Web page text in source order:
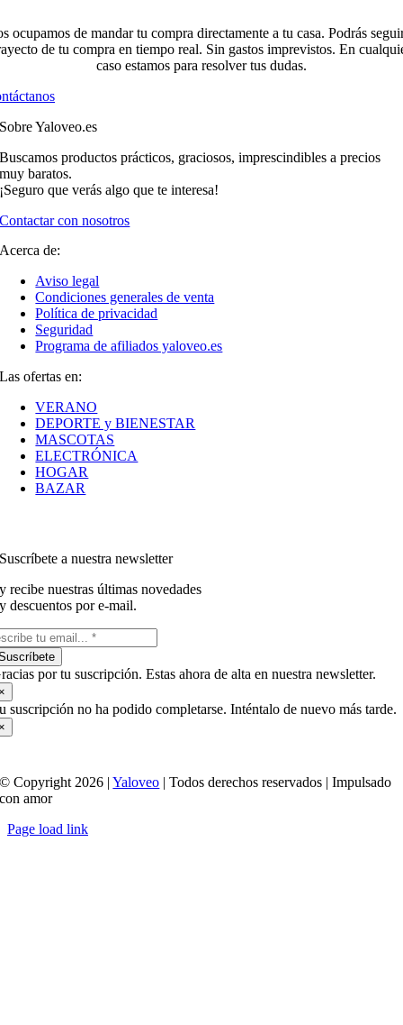
ocupamos de mandar tu compra directamente a tu casa. Podrás
de tu compra en tiempo real. Sin gastos imprevistos. En
caso estamos para resolver tus dudas.
Sobre Yaloveo.es
Buscamos productos prácticos, graciosos, imprescindibles a precios
muy baratos.
¡Seguro que verás algo que te interesa!
Contactar con nosotros
Acerca de:
Aviso legal
Condiciones generales de venta
Política de privacidad
Seguridad
Programa de afiliados yaloveo.es
Las ofertas en:
VERANO
DEPORTE y BIENESTAR
MASCOTAS
ELECTRÓNICA
HOGAR
BAZAR
Suscríbete a nuestra newsletter
y recibe nuestras últimas novedades
y descuentos por e-mail.
por tu suscripción. Estas ahora de alta en nuestra newsletter.
suscripción no ha podido completarse. Inténtalo de nuevo más tarde.
© Copyright 2026 |Yaloveo | Todos derechos reservados | Impulsado
con amor
Page load link